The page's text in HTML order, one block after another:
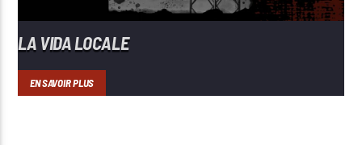
LA VIDA LOCALE
EN SAVOIR PLUS